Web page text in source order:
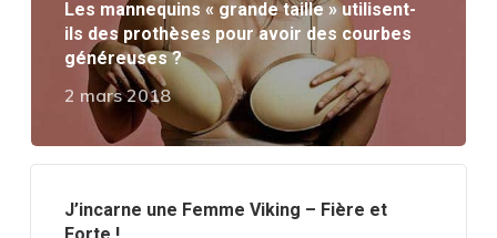
Les mannequins « grande taille » utilisent-
ils des prothèses pour avoir des courbes
généreuses ?
2 mars 2018
J’incarne une Femme Viking – Fière et